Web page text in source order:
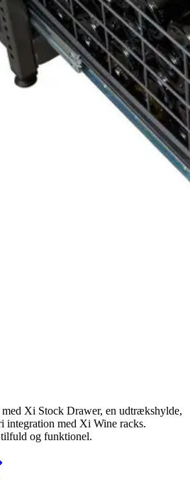
Xi Stock Drawer, en udtrækshylde,
integration med Xi Wine racks.
og funktionel.